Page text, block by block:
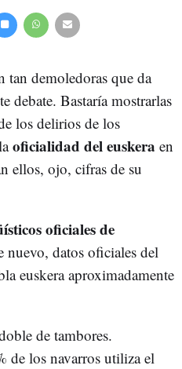
tan demoledoras que da
debate. Bastaría mostrarlas
los delirios de los
oficialidad del euskera en
ellos, ojo, cifras de su
oficiales de
nuevo, datos oficiales del
euskera aproximadamente
de tambores.
de los navarros utiliza el